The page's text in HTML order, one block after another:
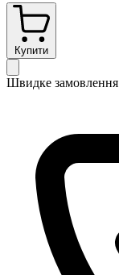
Купити
Швидке замовлення